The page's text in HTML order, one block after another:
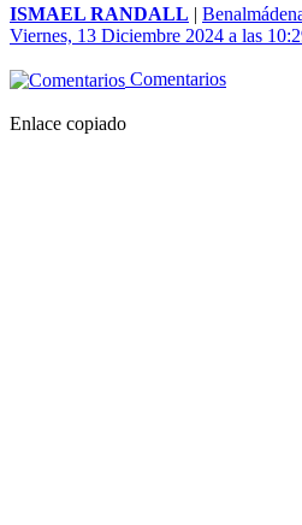
ISMAEL RANDALL |
Viernes, 13 Diciembre 2024 a las
Comentarios
Enlace copiado